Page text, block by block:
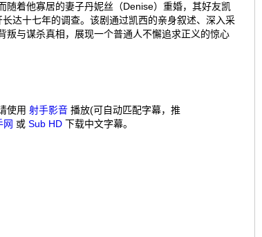
着他寡居的妻子丹妮丝（Denise）重婚，其好友凯
达十七年的调查。该剧通过凯西的亲身叙述、深入采
叛与谋杀真相，展现一个普通人不懈追求正义的惊心
使用 射手影音 播放(可自动匹配字幕，推
网 或 Sub HD 下载中文字幕。